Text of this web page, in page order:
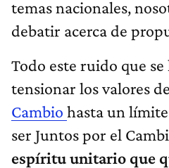
temas nacionales,
debatir acerca de
Todo este ruido que
tensionar los valores de
Cambio hasta un
ser Juntos por el
espíritu unitario que